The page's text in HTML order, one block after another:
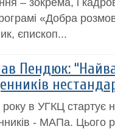
«Добра
єпископ...
Пендюк:
в УГКЦ стартує
- МАПа. Цього